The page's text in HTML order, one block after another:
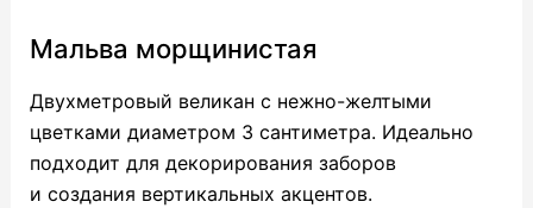
Мальва морщинистая
Двухметровый великан с нежно-желтыми
цветками диаметром 3 сантиметра. Идеально
подходит для декорирования заборов
и создания вертикальных акцентов.